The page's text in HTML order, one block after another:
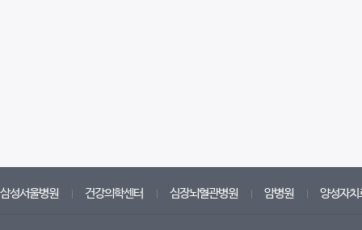
삼성서울병원 건강의학센터 심장뇌혈관병원 암병원 양성자치